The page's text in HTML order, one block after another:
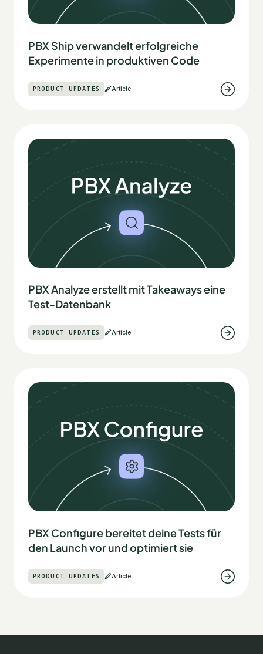
PBX Ship verwandelt erfolgreiche
Experimente in produktiven Code
PRODUCT UPDATES Article
PBX Analyze erstellt mit Takeaways eine
Test-Datenbank
PRODUCT UPDATES Article
PBX Configure bereitet deine Tests für
den Launch vor und optimiert sie
PRODUCT UPDATES Article